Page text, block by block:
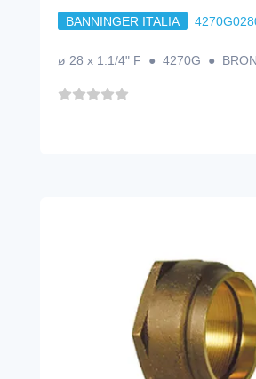
BANNINGER ITALIA
ø 28 x 1.1/4" F ● 4270G ●